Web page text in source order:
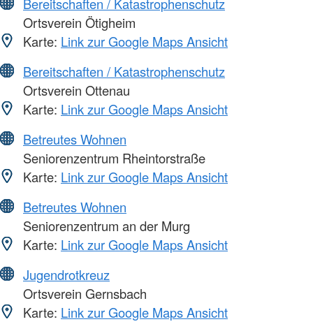
Bereitschaften / Katastrophenschutz
Ortsverein Ötigheim
Karte: Link zur Google Maps Ansicht
Bereitschaften / Katastrophenschutz
Ortsverein Ottenau
Karte: Link zur Google Maps Ansicht
Betreutes Wohnen
Seniorenzentrum Rheintorstraße
Karte: Link zur Google Maps Ansicht
Betreutes Wohnen
Seniorenzentrum an der Murg
Karte: Link zur Google Maps Ansicht
Jugendrotkreuz
Ortsverein Gernsbach
Karte: Link zur Google Maps Ansicht